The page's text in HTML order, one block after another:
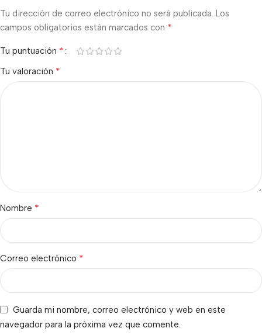
Tu dirección de correo electrónico no será publicada. Los
campos obligatorios están marcados con *
Tu puntuación *
Tu valoración *
Nombre *
Correo electrónico *
Guarda mi nombre, correo electrónico y web en este
navegador para la próxima vez que comente.